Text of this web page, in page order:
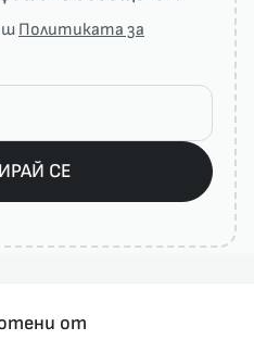
Политиката за
СЕ
от